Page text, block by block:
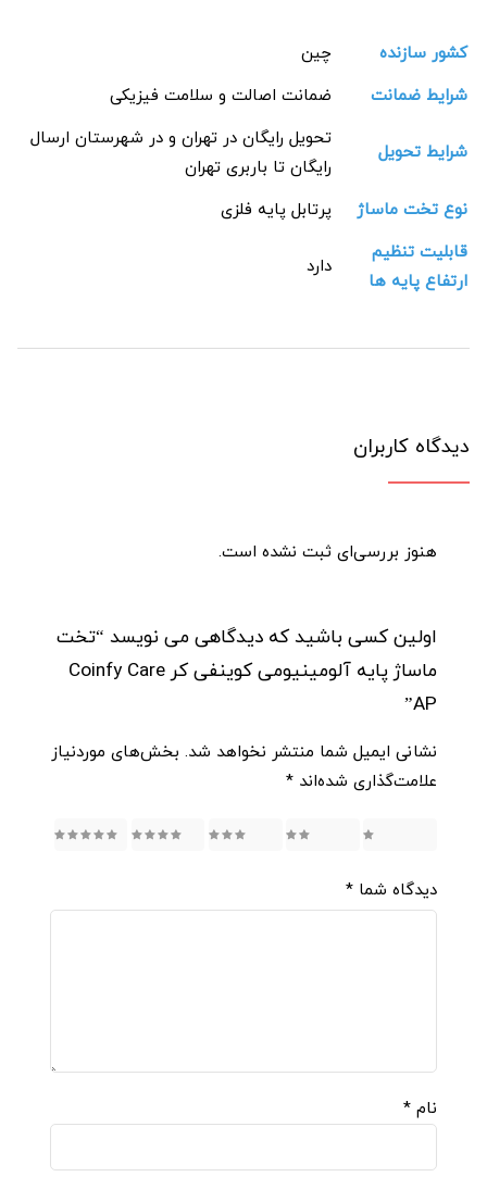
کشور سازنده
چین
شرایط ضمانت
ضمانت اصالت و سلامت فیزیکی
شرایط تحویل
تحویل رایگان در تهران و در شهرستان ارسال
رایگان تا باربری تهران
نوع تخت ماساژ
پرتابل پایه فلزی
قابلیت تنظیم
ارتفاع پایه ها
دارد
دیدگاه کاربران
هنوز بررسی‌ای ثبت نشده است.
اولین کسی باشید که دیدگاهی می نویسد “تخت
ماساژ پایه آلومینیومی کوینفی کر Coinfy Care
AP”
نشانی ایمیل شما منتشر نخواهد شد. بخش‌های موردنیاز
علامت‌گذاری شده‌اند *
5
دیدگاه شما *
نام *